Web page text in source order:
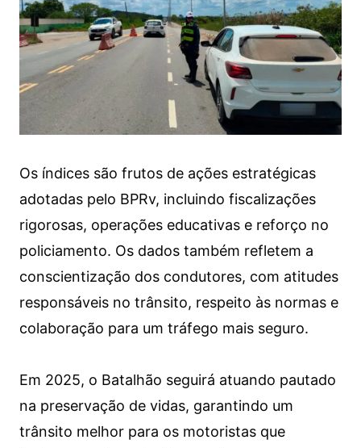
Os índices são frutos de ações estratégicas
adotadas pelo BPRv, incluindo fiscalizações
rigorosas, operações educativas e reforço no
policiamento. Os dados também refletem a
conscientização dos condutores, com atitudes
responsáveis no trânsito, respeito às normas e
colaboração para um tráfego mais seguro.
Em 2025, o Batalhão seguirá atuando pautado
na preservação de vidas, garantindo um
trânsito melhor para os motoristas que